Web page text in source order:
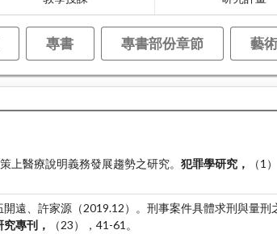
專書 專書部份章節 藝
上醫療說明義務發展趨勢之研究。 犯罪學研究，
（1
遠、許家源（2019.12）。刑事案件具體求刑與量刑
專刊，
（23），41-61。